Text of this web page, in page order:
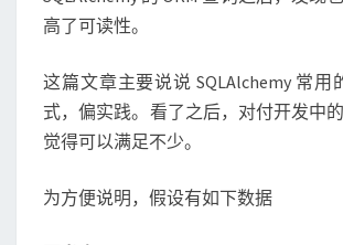
Y
中
的
M
高了可读性。
这篇文章主要说说 SQLAlchemy 常用
式，偏实践。看了之后，对付开发中
觉得可以满足不少。
为方便说明，假设有如下数据